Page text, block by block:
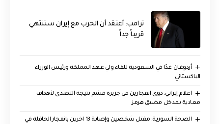
‏ترامب: أعتقد أن الحرب مع إيران ستنتهي
قريباً جداً
أردوغان غدًا في السعودية للقاء ولي عهد المملكة ورئيس الوزراء
الباكستاني
اعلام إيراني: دوي انفجارين في جزيرة قشم نتيجة التصدي لأهداف
معادية بمدخل مضيق هرمز
الصحة السورية: مقتل شخصين وإصابة 13 اخرين بانفجار الحافلة في